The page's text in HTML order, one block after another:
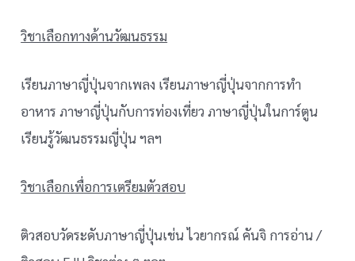
วิชาเลือกทางด้านวัฒนธรรม
เรียนภาษาญี่ปุ่นจากเพลง เรียนภาษาญี่ปุ่นจากการทำ
อาหาร ภาษาญี่ปุ่นกับการท่องเที่ยว ภาษาญี่ปุ่นในการ์ตูน
เรียนรู้วัฒนธรรมญี่ปุ่น ฯลฯ
วิชาเลือกเพื่อการเตรียมตัวสอบ
ติวสอบวัดระดับภาษาญี่ปุ่นเช่น ไวยากรณ์ คันจิ การอ่าน /